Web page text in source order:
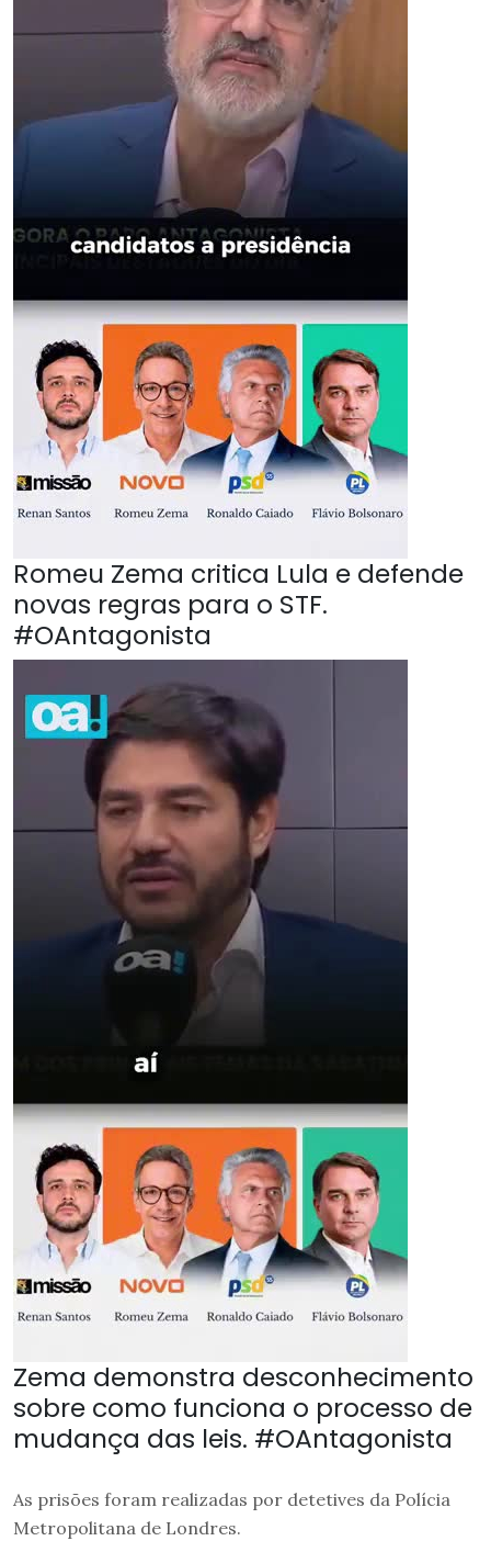
Romeu Zema critica Lula e defende
novas regras para o STF.
#OAntagonista
Zema demonstra desconhecimento
sobre como funciona o processo de
mudança das leis. #OAntagonista
As prisões foram realizadas por detetives da Polícia
Metropolitana de Londres.